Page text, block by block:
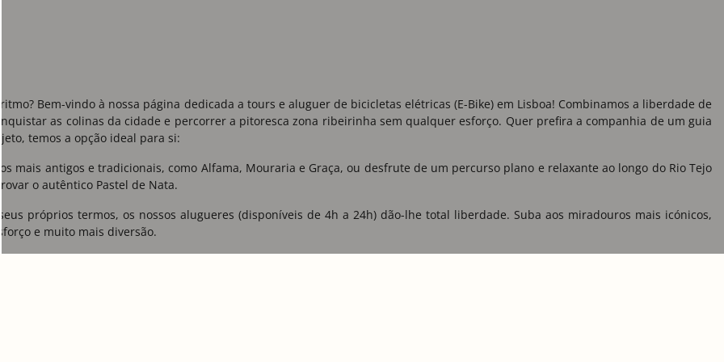
Bem-vindo à nossa página dedicada a tours e aluguer de bicicletas elétricas (E-Bike) em Lisboa! Combinamos a liberdade de
as colinas da cidade e percorrer a pitoresca zona ribeirinha sem qualquer esforço. Quer prefira a companhia de um guia
temos a opção ideal para si:
mais antigos e tradicionais, como Alfama, Mouraria e Graça, ou desfrute de um percurso plano e relaxante ao longo do Rio Tejo
o autêntico Pastel de Nata.
próprios termos, os nossos alugueres (disponíveis de 4h a 24h) dão-lhe total liberdade. Suba aos miradouros mais icónicos,
e muito mais diversão.